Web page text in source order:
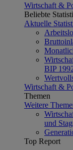
Wirtschaft &
Beliebte
Aktuelle
BIP
Wirtschaft &
Themen
Weitere
und
Top Report